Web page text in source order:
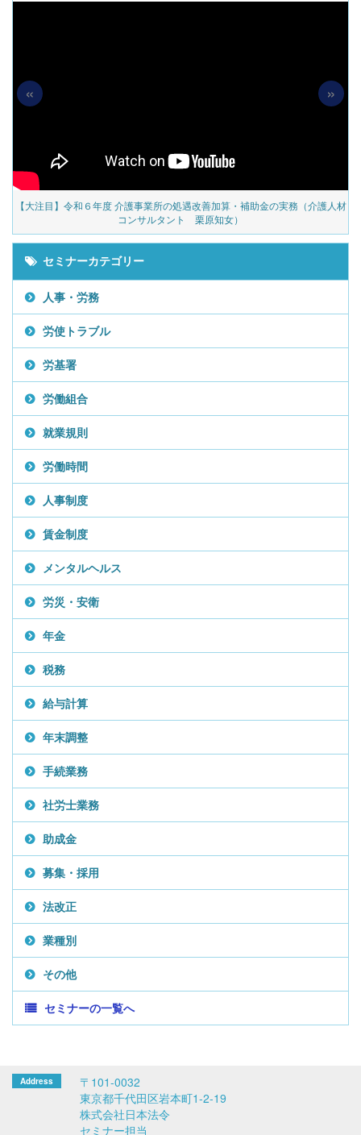
補助金の実務（介護人材
【採用ゼミ】士業のための顧問料アップをかなえる採
« »
セミナーカテゴリー
人事・労務
労使トラブル
労基署
労働組合
就業規則
労働時間
人事制度
賃金制度
メンタルヘルス
労災・安衛
年金
税務
給与計算
年末調整
手続業務
社労士業務
助成金
募集・採用
法改正
業種別
その他
セミナーの一覧へ
〒101-0032
東京都千代田区岩本町1-2-19
株式会社日本法令
セミナー担当